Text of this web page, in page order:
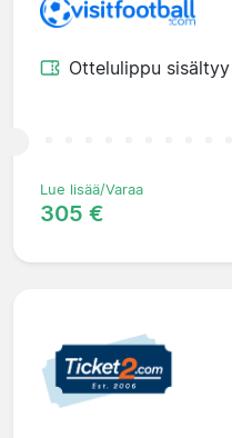
Ottelulippu sisältyy
Lue lisää/Varaa
305 €